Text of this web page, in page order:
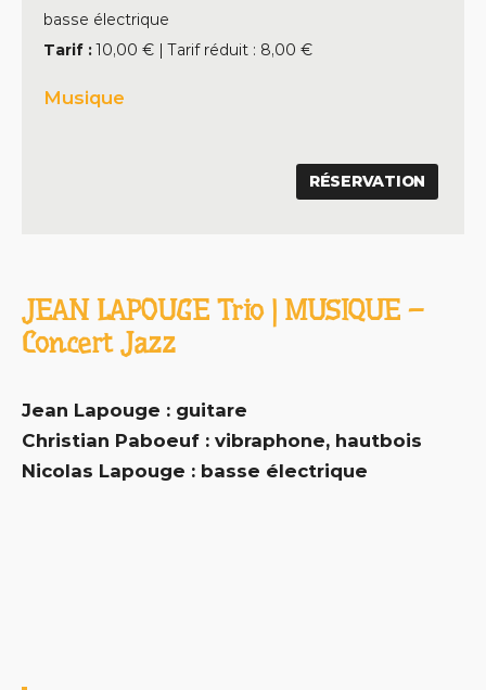
basse électrique
Tarif :10,00 € | Tarif réduit : 8,00 €
Musique
RÉSERVATION
JEAN LAPOUGE Trio | MUSIQUE –
Concert Jazz
Jean Lapouge : guitare
Christian Paboeuf : vibraphone, hautbois
Nicolas Lapouge : basse électrique